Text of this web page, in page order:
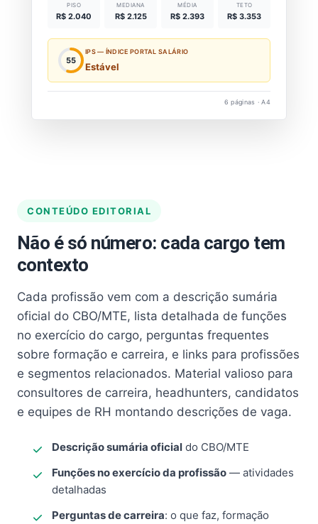
PISO
R$ 2.040
MEDIANA
R$ 2.125
MÉDIA
R$ 2.393
TETO
R$ 3.353
55
IPS — ÍNDICE PORTAL SALÁRIO
Estável
6 páginas · A4
CONTEÚDO EDITORIAL
Não é só número: cada cargo tem
contexto
Cada profissão vem com a descrição sumária
oficial do CBO/MTE, lista detalhada de funções
no exercício do cargo, perguntas frequentes
sobre formação e carreira, e links para profissões
e segmentos relacionados. Material valioso para
consultores de carreira, headhunters, candidatos
e equipes de RH montando descrições de vaga.
Descrição sumária oficial do CBO/MTE
Funções no exercício da profissão — atividades
detalhadas
Perguntas de carreira: o que faz, formação